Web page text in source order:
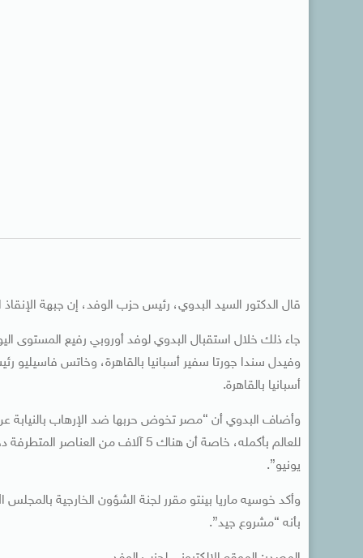
قال الدكتور السيد البدوي، رئيس حزب الوفد، إن جبهة
جاء ذلك خلال استقبال البدوي لوفد أوروبي رفيع المستوى
وفيدل سندا جورتا سفير أسبانيا بالقاهرة، وخاتس فاسيليو
أسبانيا بالقاهرة.
وأضاف البدوي أن “مصر تخوض حربها ضد الإرهاب بالنيابة
يونيو”.
وأكد خوسيه ماريا بينتو مقرر لجنة الشؤون الخارجية
بأنه “مشروع جيد”.